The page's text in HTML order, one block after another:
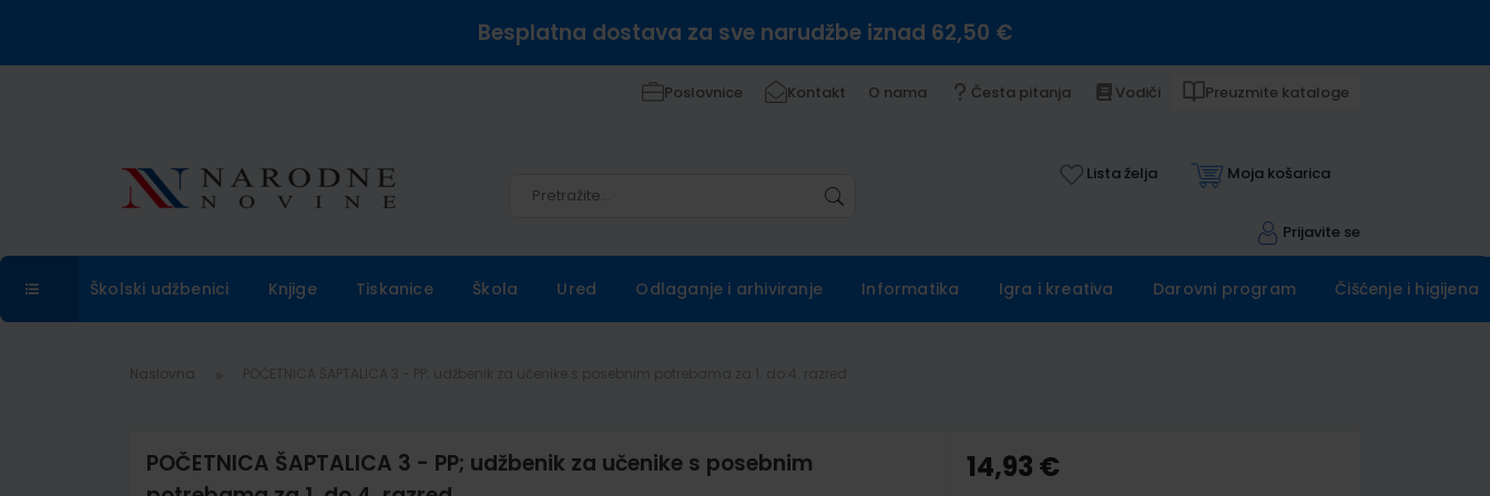
Besplatna dostava za sve narudžbe iznad 62,50 €
Poslovnice Kontakt O nama Česta pitanja Vodiči Preuzmite kataloge
Lista želja Moja košarica
Prijavite se
Školski udžbenici Knjige Tiskanice Škola Ured Odlaganje i arhiviranje Informatika Igra i kreativa Darovni program Čišćenje i higijena
Naslovna
POČETNICA ŠAPTALICA 3 - PP; udžbenik za učenike s posebnim
14,93 €